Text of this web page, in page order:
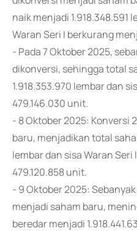
naik menjadi 1.918.348.591
Waran Seri I berkurang
- Pada 7 Oktober 2025,
dikonversi, sehingga total
1.918.353.970 lembar dan
479.146.030 unit.
- 8 Oktober 2025: Konversi
baru, menjadikan total
lembar dan sisa Waran
479.120.858 unit.
- 9 Oktober 2025:
menjadi saham baru,
beredar menjadi